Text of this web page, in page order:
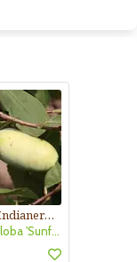
Pawpaw, Indianerbanane
Asimina triloba 'Sunflower'